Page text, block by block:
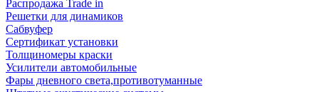
Распродажа Trade in
Решетки для динамиков
Сабвуфер
Сертификат установки
Толщиномеры краски
Усилители автомобильные
Фары дневного света,противотуманные